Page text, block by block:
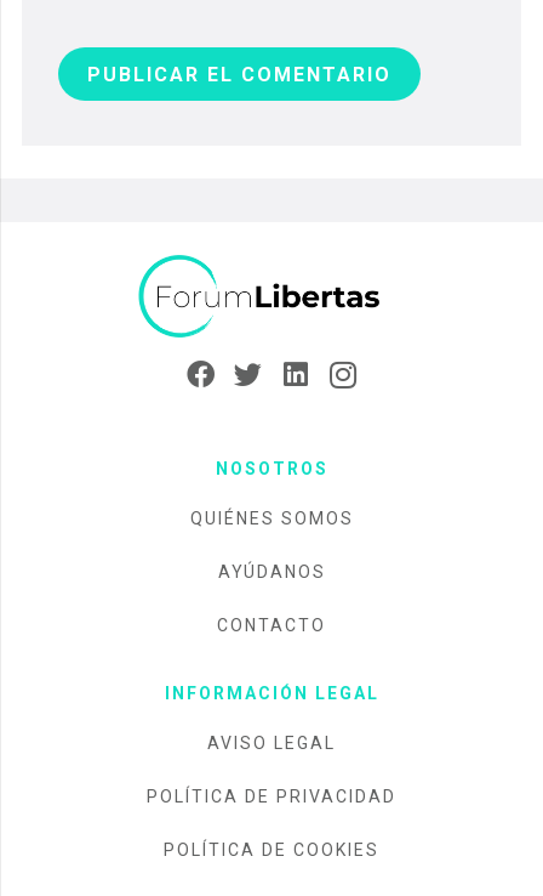
PUBLICAR EL COMENTARIO
NOSOTROS
QUIÉNES SOMOS
AYÚDANOS
CONTACTO
INFORMACIÓN LEGAL
AVISO LEGAL
POLÍTICA DE PRIVACIDAD
POLÍTICA DE COOKIES